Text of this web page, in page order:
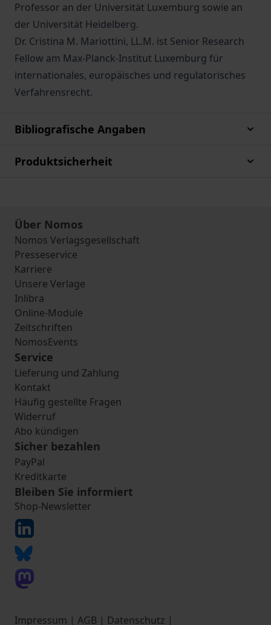
Professor an der Universität Luxemburg sowie an
der Universität Heidelberg.
Dr. Cristina M. Mariottini, LL.M. ist Senior Research
Fellow am Max-Planck-Institut Luxemburg für
internationales, europäisches und regulatorisches
Verfahrensrecht.
Bibliografische Angaben
Produktsicherheit
Über Nomos
Nomos Verlagsgesellschaft
Presseservice
Karriere
Unsere Verlage
Inlibra
Online-Module
Zeitschriften
NomosEvents
Service
Lieferung und Zahlung
Kontakt
Häufig gestellte Fragen
Widerruf
Abo kündigen
Sicher bezahlen
PayPal
Kreditkarte
Bleiben Sie informiert
Shop-Newsletter
Impressum | AGB | Datenschutz |